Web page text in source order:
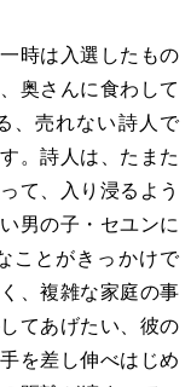
時は入選したもの
奥さんに食わして
、売れない詩人で
。詩人は、たまた
て、入り浸るよう
男の子・セユンに
ことがきっかけで
、複雑な家庭の事
てあげたい、彼の
を差し伸べはじめ